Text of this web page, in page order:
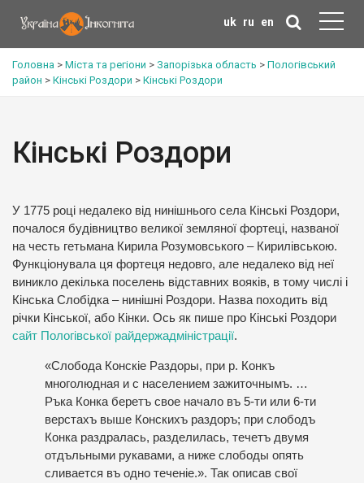
uk ru en
Головна > Міста та регіони > Запорізька область > Пологівський
район > Кінські Роздори > Кінські Роздори
Кінські Роздори
У 1775 році недалеко від нинішнього села Кінські Роздори,
почалося будівництво великої земляної фортеці, названої
на честь гетьмана Кирила Розумовського – Кирилівською.
Функціонувала ця фортеця недовго, але недалеко від неї
виникло декілька поселень відставних вояків, в тому числі і
Кінська Слобідка – нинішні Роздори. Назва походить від
річки Кінської, або Кінки. Ось як пише про Кінські Роздори
сайт Пологівської райдержадміністрації.
«Слобода Конскіе Раздоры, при р. Конкъ
многолюдная и с населением зажиточнымъ. …
Ръка Конка беретъ свое начало въ 5-ти или 6-ти
верстахъ выше Конскихъ раздоръ; при слободъ
Конка раздралась, разделилась, течетъ двумя
отдъльными рукавами, а ниже слободы опять
сливается въ одно теченіе.». Так описав свої